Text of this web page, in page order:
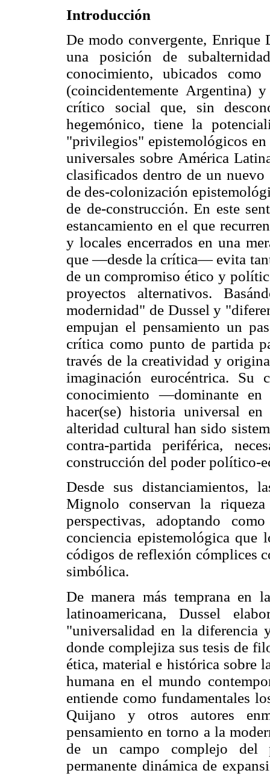
Introducción
De modo convergente, Enrique
una posición de
conocimiento, ubicados
(coincidentemente Argentina)
crítico social que, sin
hegemónico, tiene la
"privilegios" epistemológicos
universales sobre América
clasificados dentro de un
de des-colonización
de de-construcción. En este
estancamiento en el que
y locales encerrados en una
que —desde la crítica— evita
de un compromiso ético y
proyectos alternativos.
modernidad" de Dussel y
empujan el pensamiento un
crítica como punto de partida
través de la creatividad y
imaginación eurocéntrica.
conocimiento —dominante
hacer(se) historia universal
alteridad cultural han sido
contra-partida periférica,
construcción del poder político-
Desde sus distanciamientos,
Mignolo conservan la
perspectivas, adoptando
conciencia epistemológica que
códigos de reflexión cómplices
simbólica.
De manera más temprana en
latinoamericana, Dussel
"universalidad en la diferencia
donde complejiza sus tesis de
ética, material e histórica sobre
humana en el mundo
entiende como fundamentales
Quijano y otros autores
pensamiento en torno a la
de un campo complejo del
permanente dinámica de